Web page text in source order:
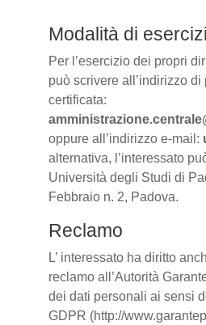
Modalità di
Per l’esercizio dei propri
può scrivere all’indirizzo di
certificata:
oppure all’indirizzo e-mail:
alternativa, l’interessato
Università degli Studi di
Febbraio n. 2, Padova.
Reclamo
L’ interessato ha diritto
reclamo all’Autorità
dei dati personali ai sensi
GDPR (http://